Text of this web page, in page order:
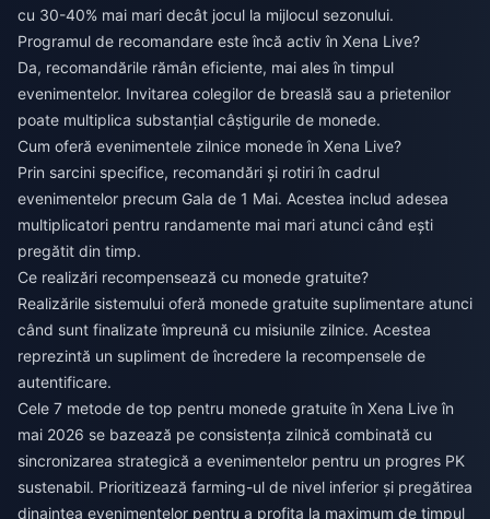
cu 30-40% mai mari decât jocul la mijlocul sezonului.
Programul de recomandare este încă activ în Xena Live?
Da, recomandările rămân eficiente, mai ales în timpul
evenimentelor. Invitarea colegilor de breaslă sau a prietenilor
poate multiplica substanțial câștigurile de monede.
Cum oferă evenimentele zilnice monede în Xena Live?
Prin sarcini specifice, recomandări și rotiri în cadrul
evenimentelor precum Gala de 1 Mai. Acestea includ adesea
multiplicatori pentru randamente mai mari atunci când ești
pregătit din timp.
Ce realizări recompensează cu monede gratuite?
Realizările sistemului oferă monede gratuite suplimentare atunci
când sunt finalizate împreună cu misiunile zilnice. Acestea
reprezintă un supliment de încredere la recompensele de
autentificare.
Cele 7 metode de top pentru monede gratuite în Xena Live în
mai 2026 se bazează pe consistența zilnică combinată cu
sincronizarea strategică a evenimentelor pentru un progres PK
sustenabil. Prioritizează farming-ul de nivel inferior și pregătirea
dinaintea evenimentelor pentru a profita la maximum de timpul